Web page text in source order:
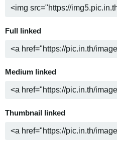
Full linked
Medium linked
Thumbnail linked